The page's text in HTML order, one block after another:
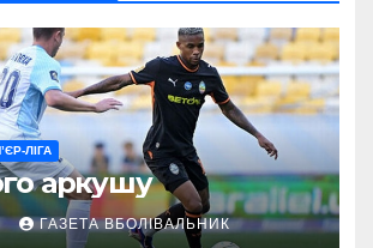
ЛІГА
аркушу
ГАЗЕТА ВБОЛІВАЛЬНИК